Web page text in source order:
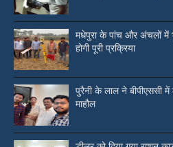
मधेपुरा के पांच और अंचलों में
होगी पूरी प्रक्रिया
पुरैनी के लाल ने बीपीएससी
माहौल